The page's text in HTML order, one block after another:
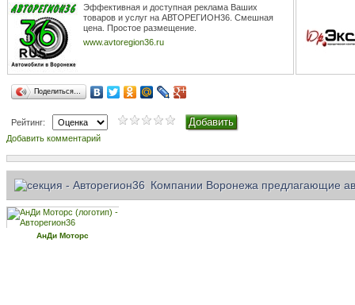
Эффективная и доступная реклама Ваших
товаров и услуг на АВТОРЕГИОН36. Смешная
цена. Простое размещение.
www.avtoregion36.ru
Поделиться…
Рейтинг:
Добавить комментарий
Компании Воронежа предлагающие
АнДи Моторс